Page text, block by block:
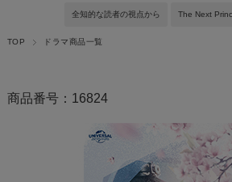
全知的な読者の視点から The Next
TOP ドラマ商品一覧
商品番号：16824